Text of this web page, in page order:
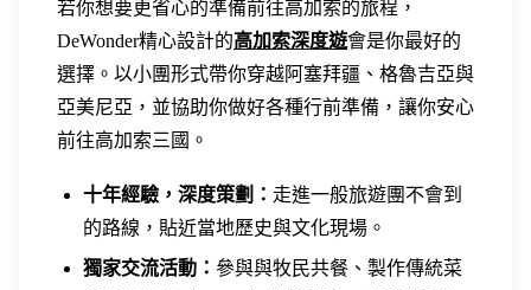
若你想要更省心的準備前往高加索的旅程，
DeWonder精心設計的高加索深度遊會是你最好的
選擇。以小團形式帶你穿越阿塞拜疆、格魯吉亞與
亞美尼亞，並協助你做好各種行前準備，讓你安心
前往高加索三國。
十年經驗，深度策劃： 走進一般旅遊團不會到
的路線，貼近當地歷史與文化現場。
獨家交流活動：參與與牧民共餐、製作傳統菜